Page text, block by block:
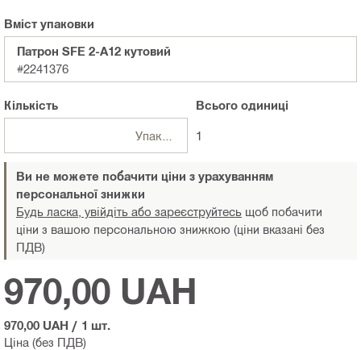
Вміст упаковки
Патрон SFE 2-A12 кутовий
#2241376
Кількість
Упаковки
Всьогоодиниці
1
Ви не можете побачити ціни з урахуванням
персональної знижки
Будь ласка, увійдіть або зареєструйтесь щоб побачити
ціни з вашою персональною знижкою (ціни вказані без
ПДВ)
Ціна (без ПДВ)
970,00 UAH
970,00 UAH / 1 шт.